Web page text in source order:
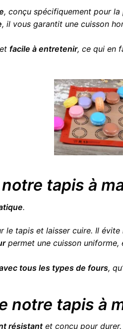
, conçu spécifiquement pour
, il vous garantit une cuisson
et facile à entretenir, ce qui en
tapis à
.
le tapis et laisser cuire. Il
permet une cuisson uniforme,
tous les types de fours,
notre tapis à
résistantet conçu pour durer.